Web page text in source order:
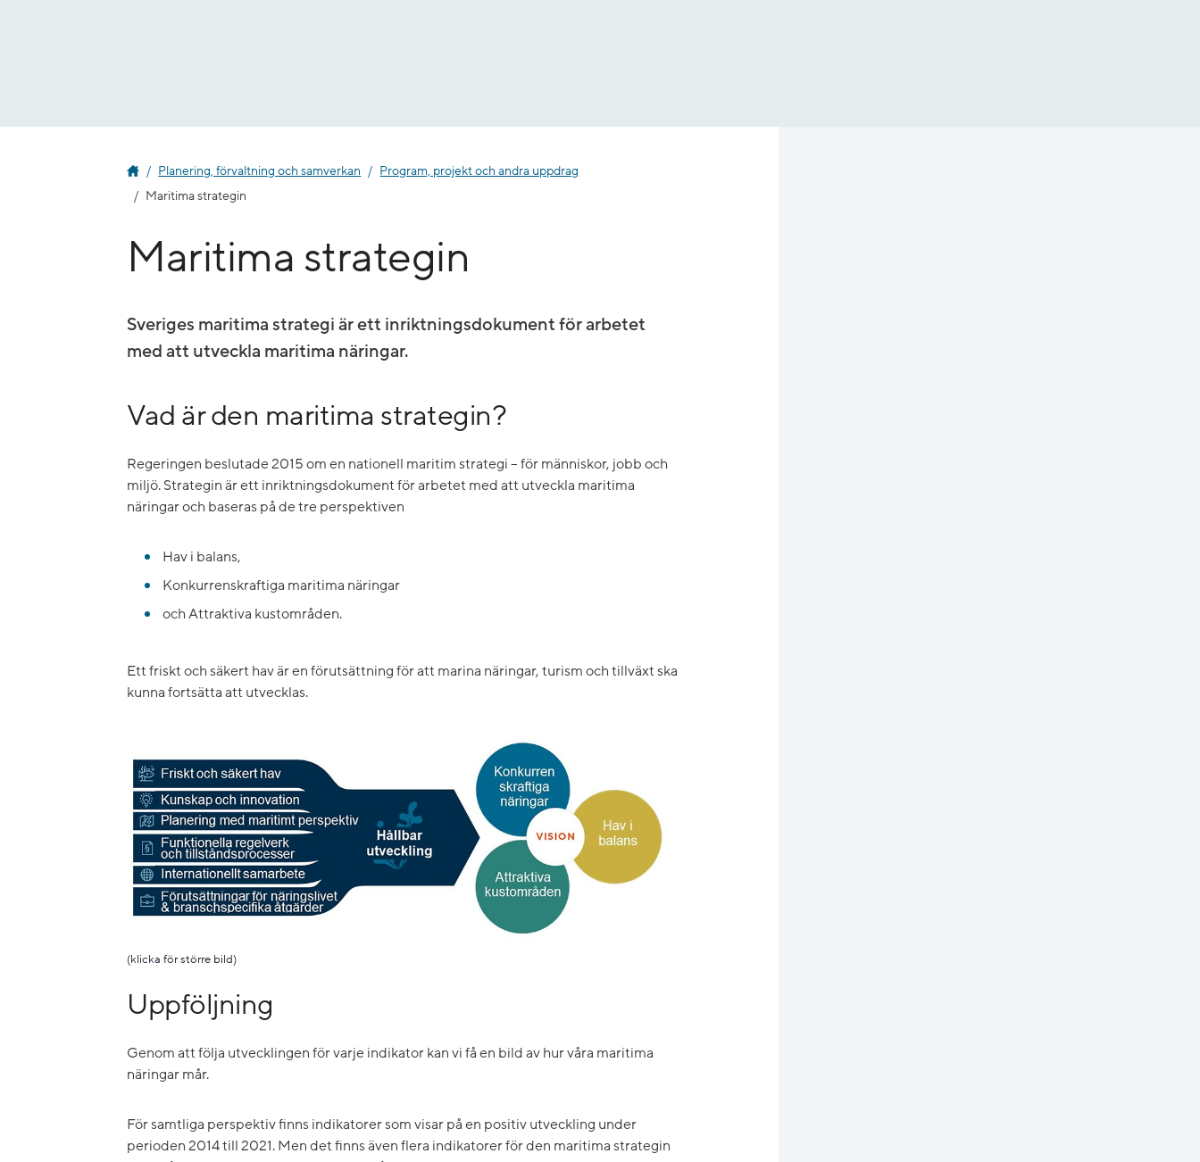
Planering, förvaltning och samverkan
Program, projekt och andra uppdrag
Maritima strategin
Maritima strategin
Sveriges maritima strategi är ett inriktningsdokument för arbetet
med att utveckla maritima näringar.
Vad är den maritima strategin?
Regeringen beslutade 2015 om en nationell maritim strategi – för människor, jobb och
miljö. Strategin är ett inriktningsdokument för arbetet med att utveckla maritima
näringar och baseras på de tre perspektiven
Hav i balans,
Konkurrenskraftiga maritima näringar
och Attraktiva kustområden.
Ett friskt och säkert hav är en förutsättning för att marina näringar, turism och tillväxt ska
kunna fortsätta att utvecklas.
(klicka för större bild)
Uppföljning
Genom att följa utvecklingen för varje indikator kan vi få en bild av hur våra maritima
näringar mår.
För samtliga perspektiv finns indikatorer som visar på en positiv utveckling under
perioden 2014 till 2021. Men det finns även flera indikatorer för den maritima strategin